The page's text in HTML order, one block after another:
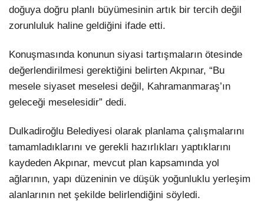
doğuya doğru planlı büyümesinin artık bir tercih değil
zorunluluk haline geldiğini ifade etti.
Konuşmasında konunun siyasi tartışmaların ötesinde
değerlendirilmesi gerektiğini belirten Akpınar, “Bu
mesele siyaset meselesi değil, Kahramanmaraş’ın
geleceği meselesidir” dedi.
Dulkadiroğlu Belediyesi olarak planlama çalışmalarını
tamamladıklarını ve gerekli hazırlıkları yaptıklarını
kaydeden Akpınar, mevcut plan kapsamında yol
ağlarının, yapı düzeninin ve düşük yoğunluklu yerleşim
alanlarının net şekilde belirlendiğini söyledi.